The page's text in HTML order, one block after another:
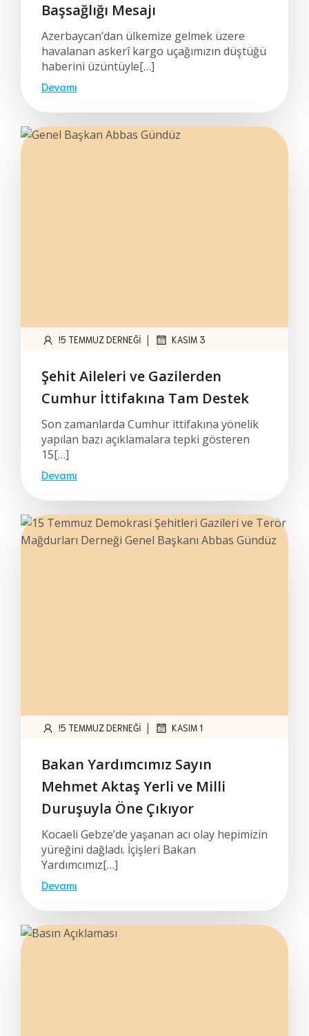
Başsağlığı Mesajı
Azerbaycan’dan ülkemize gelmek üzere
havalanan askerî kargo uçağımızın düştüğü
haberini üzüntüyle[…]
Devamı
!5 TEMMUZ DERNEĞI | KASIM 3
Şehit Aileleri ve Gazilerden
Cumhur İttifakına Tam Destek
Son zamanlarda Cumhur ittifakına yönelik
yapılan bazı açıklamalara tepki gösteren
15[…]
Devamı
!5 TEMMUZ DERNEĞI | KASIM 1
Bakan Yardımcımız Sayın
Mehmet Aktaş Yerli ve Milli
Duruşuyla Öne Çıkıyor
Kocaeli Gebze’de yaşanan acı olay hepimizin
yüreğini dağladı. İçişleri Bakan
Yardımcımız[…]
Devamı